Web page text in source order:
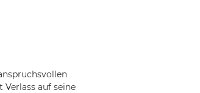
auf seine